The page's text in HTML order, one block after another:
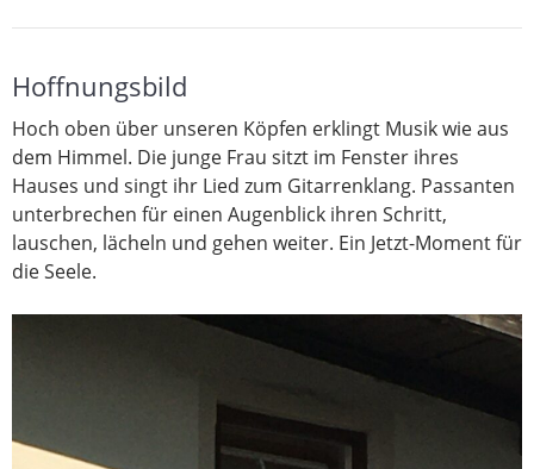
Hoffnungsbild
Hoch oben über unseren Köpfen erklingt Musik wie aus
dem Himmel. Die junge Frau sitzt im Fenster ihres
Hauses und singt ihr Lied zum Gitarrenklang. Passanten
unterbrechen für einen Augenblick ihren Schritt,
lauschen, lächeln und gehen weiter. Ein Jetzt-Moment für
die Seele.